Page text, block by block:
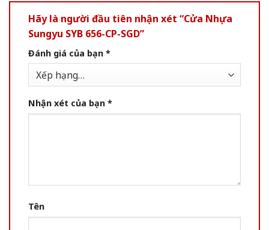
Hãy là người đầu tiên nhận xét “Cửa Nhựa
Sungyu SYB 656-CP-SGD”
Đánh giá của bạn *
Nhận xét của bạn *
Tên